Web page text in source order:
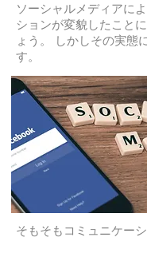
ソーシャルメディアに
ションが変貌したこと
ょう。 しかしその実態
す。
そもそもコミュニケーシ